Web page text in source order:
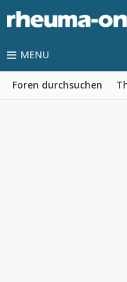
MENU
Foren durchsuchen